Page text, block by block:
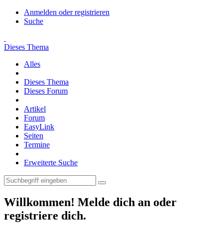
Anmelden oder registrieren
Suche
Dieses Thema
Alles
Dieses Thema
Dieses Forum
Artikel
Forum
EasyLink
Seiten
Termine
Erweiterte Suche
Willkommen! Melde dich an oder
registriere dich.